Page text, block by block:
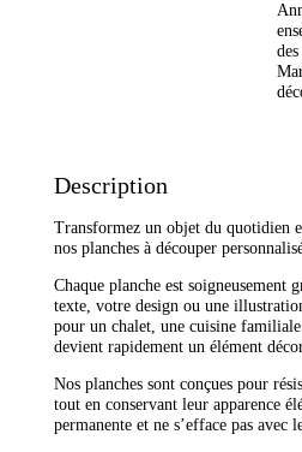
Description
Transformez un objet du quotidien
nos planches à découper
Chaque planche est soigneusement
texte, votre design ou une
pour un chalet, une cuisine
devient rapidement un élément
Nos planches sont conçues pour
tout en conservant leur apparence
permanente et ne s’efface pas avec